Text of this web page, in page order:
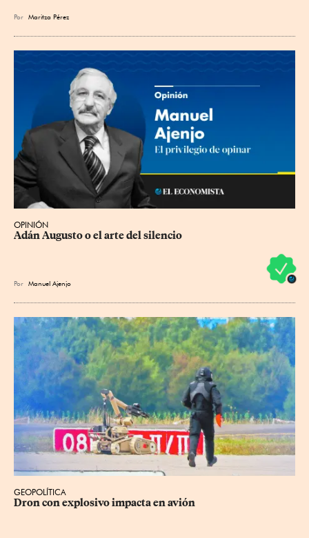
Por Maritza Pérez
OPINIÓN
Adán Augusto o el arte del silencio
Por Manuel Ajenjo
GEOPOLÍTICA
Dron con explosivo impacta en avión